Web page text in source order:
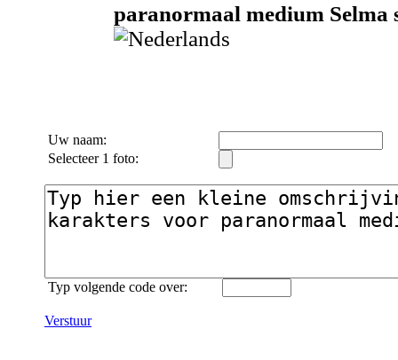
paranormaal medium Selma
Uw naam:
Selecteer 1 foto:
Typ volgende code over:
Verstuur